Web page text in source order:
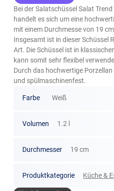
Bei der Salatschüssel Salat
handelt es sich um eine
mit einem Durchmesse von 19
Insgesamt ist in dieser Schüssel
Art. Die Schüssel ist in
kann somit sehr flexibel
Durch das hochwertige
und spülmaschinenfest.
Farbe Weiß
Volumen 1.2 l
Durchmesser 19 cm
Produktkategorie Küche &